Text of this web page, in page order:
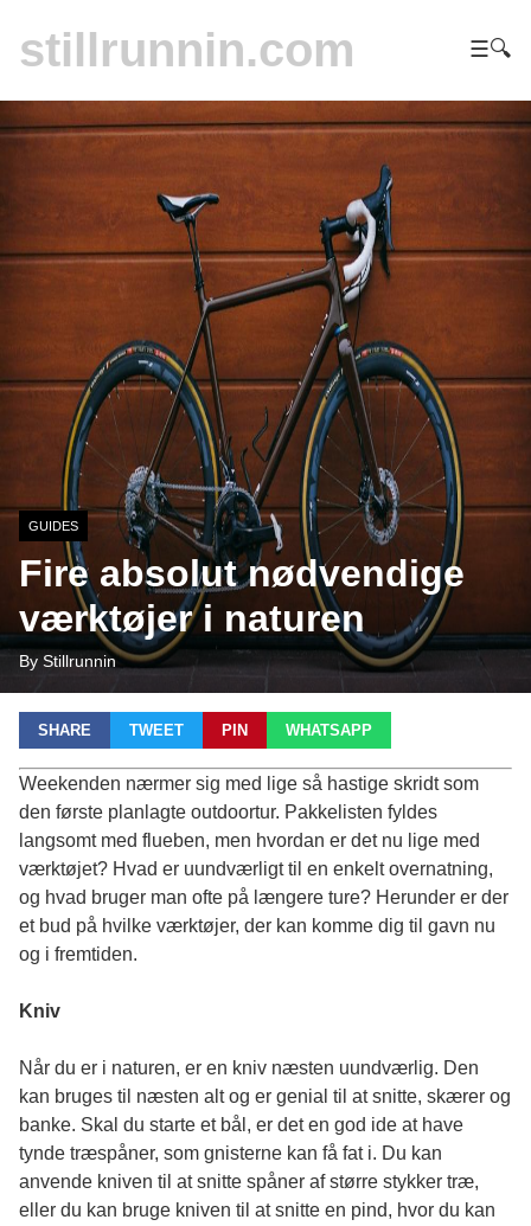
stillrunnin.com ☰🔍
GUIDES
Fire absolut nødvendige
værktøjer i naturen
By Stillrunnin
SHARE TWEET PIN WHATSAPP
Weekenden nærmer sig med lige så hastige skridt som
den første planlagte outdoortur. Pakkelisten fyldes
langsomt med flueben, men hvordan er det nu lige med
værktøjet? Hvad er uundværligt til en enkelt overnatning,
og hvad bruger man ofte på længere ture? Herunder er der
et bud på hvilke værktøjer, der kan komme dig til gavn nu
og i fremtiden.
Kniv
Når du er i naturen, er en kniv næsten uundværlig. Den
kan bruges til næsten alt og er genial til at snitte, skærer og
banke. Skal du starte et bål, er det en god ide at have
tynde træspåner, som gnisterne kan få fat i. Du kan
anvende kniven til at snitte spåner af større stykker træ,
eller du kan bruge kniven til at snitte en pind, hvor du kan